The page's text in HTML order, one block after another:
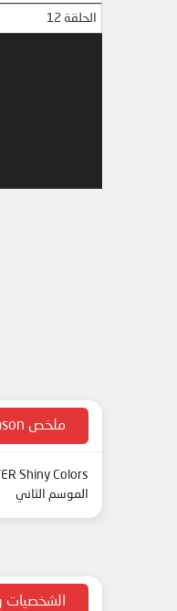
الحلقة 12
ملخص The iDOLM@STER Shiny Colors 2nd Season
Shiny Colors
الموسم الثاني
الشخصيات